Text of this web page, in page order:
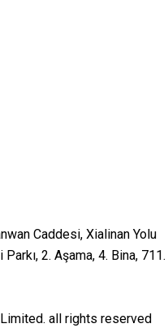
Caddesi, Xialinan Yolu
2. Aşama, 4. Bina, 711.
all rights reserved